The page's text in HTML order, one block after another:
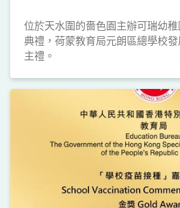
位於天水圍的嗇色園主辦可瑞幼
典禮，荷蒙教育局元朗區總學校
主禮。